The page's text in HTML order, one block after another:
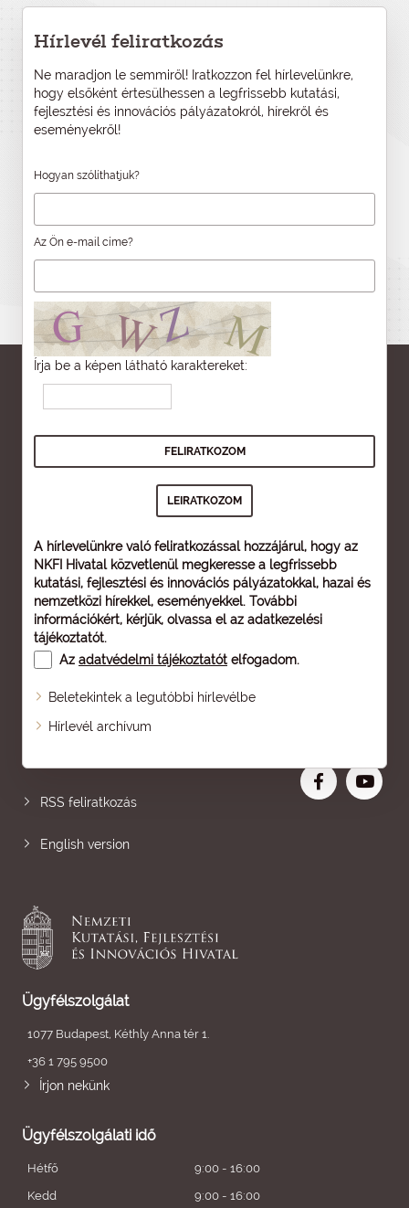
Hírlevél feliratkozás
Ne maradjon le semmiről! Iratkozzon fel hírlevelünkre,
hogy elsőként értesülhessen a legfrissebb kutatási,
fejlesztési és innovációs pályázatokról, hírekről és
eseményekről!
Hogyan szólíthatjuk?
Az Ön e-mail címe?
Írja be a képen látható karaktereket:
A hírlevelünkre való feliratkozással hozzájárul, hogy az
NKFI Hivatal közvetlenül megkeresse a legfrissebb
kutatási, fejlesztési és innovációs pályázatokkal, hazai és
nemzetközi hírekkel, eseményekkel. További
információkért, kérjük, olvassa el az adatkezelési
tájékoztatót.
Az adatvédelmi tájékoztatót elfogadom.
Beletekintek a legutóbbi hírlevélbe
Hírlevél archívum
Oldaltérkép
RSS feliratkozás
English version
Ügyfélszolgálat
1077 Budapest, Kéthly Anna tér 1.
+36 1 795 9500
Írjon nekünk
Ügyfélszolgálati idő
Hétfő
9:00 - 16:00
Kedd
9:00 - 16:00